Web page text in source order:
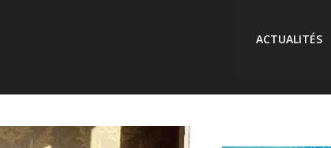
ACTUALITÉS